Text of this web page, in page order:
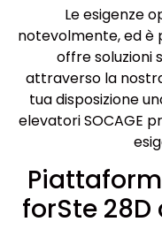
Le esigenze
notevolmente, ed è
offre soluzioni
attraverso la
tua disposizione
elevatori SOCAGE
forSte 28D